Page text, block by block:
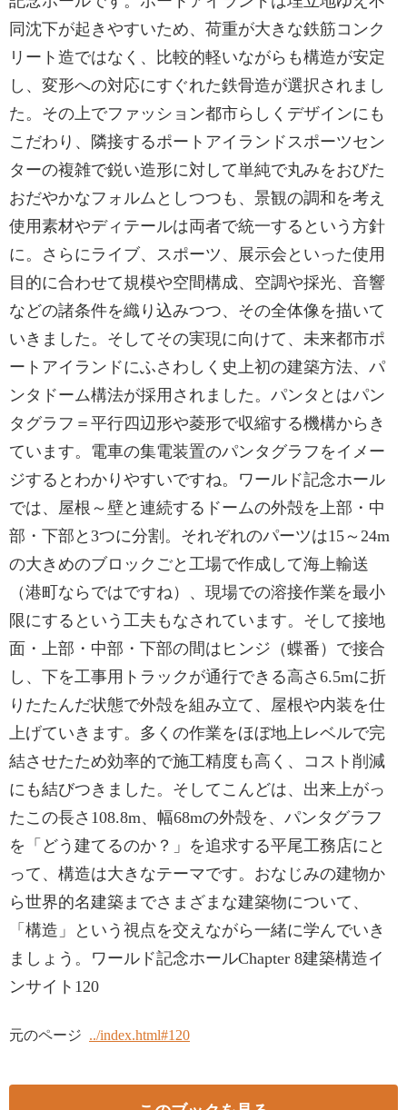
同沈下が起きやすいため、荷重が大きな鉄筋コンク
リート造ではなく、比較的軽いながらも構造が安定
し、変形への対応にすぐれた鉄骨造が選択されまし
た。その上でファッション都市らしくデザインにも
こだわり、隣接するポートアイランドスポーツセン
ターの複雑で鋭い造形に対して単純で丸みをおびた
おだやかなフォルムとしつつも、景観の調和を考え
使用素材やディテールは両者で統一するという方針
に。さらにライブ、スポーツ、展示会といった使用
目的に合わせて規模や空間構成、空調や採光、音響
などの諸条件を織り込みつつ、その全体像を描いて
いきました。そしてその実現に向けて、未来都市ポ
ートアイランドにふさわしく史上初の建築方法、パ
ンタドーム構法が採用されました。パンタとはパン
タグラフ＝平行四辺形や菱形で収縮する機構からき
ています。電車の集電装置のパンタグラフをイメー
ジするとわかりやすいですね。ワールド記念ホール
では、屋根～壁と連続するドームの外殻を上部・中
部・下部と3つに分割。それぞれのパーツは15～24m
の大きめのブロックごと工場で作成して海上輸送
（港町ならではですね）、現場での溶接作業を最小
限にするという工夫もなされています。そして接地
面・上部・中部・下部の間はヒンジ（蝶番）で接合
し、下を工事用トラックが通行できる高さ6.5mに折
りたたんだ状態で外殻を組み立て、屋根や内装を仕
上げていきます。多くの作業をほぼ地上レベルで完
結させたため効率的で施工精度も高く、コスト削減
にも結びつきました。そしてこんどは、出来上がっ
たこの長さ108.8m、幅68mの外殻を、パンタグラフ
を「どう建てるのか？」を追求する平尾工務店にと
って、構造は大きなテーマです。おなじみの建物か
ら世界的名建築までさまざまな建築物について、
「構造」という視点を交えながら一緒に学んでいき
ましょう。ワールド記念ホールChapter 8建築構造イ
ンサイト120
元のページ ../index.html#120